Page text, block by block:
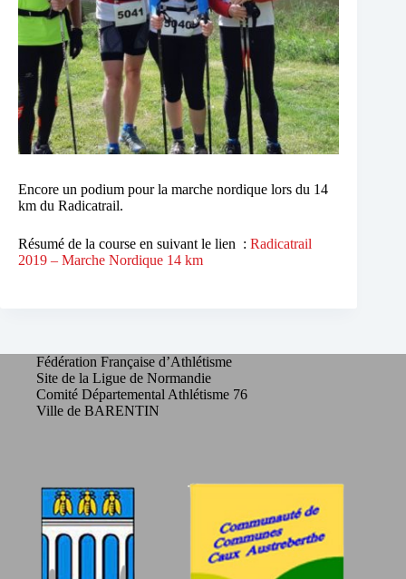
Encore un podium pour la marche nordique lors du 14
km du Radicatrail.
Résumé de la course en suivant le lien : Radicatrail
2019 – Marche Nordique 14 km
Fédération Française d’Athlétisme
Site de la Ligue de Normandie
Comité Départemental Athlétisme 76
Ville de BARENTIN